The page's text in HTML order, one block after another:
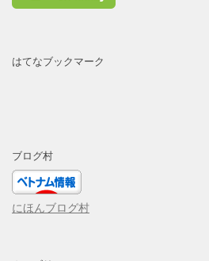
はてなブックマーク
ブログ村
にほんブログ村